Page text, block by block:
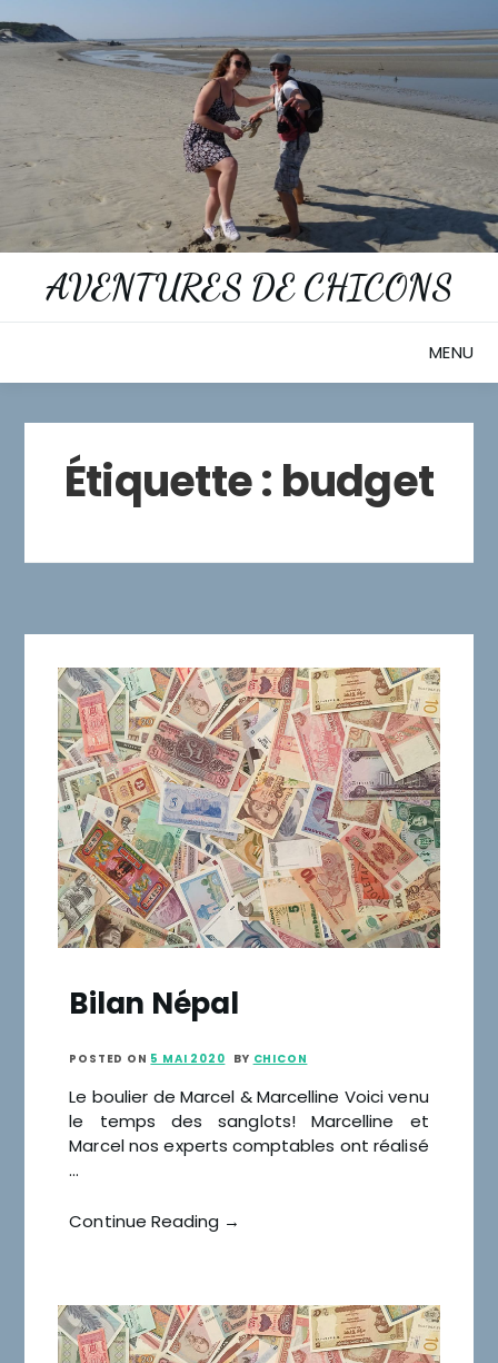
to
content
AVENTURES DE CHICONS
MENU
Étiquette : budget
Bilan Népal
POSTED ON 5 MAI 2020 BY CHICON
Le boulier de Marcel & Marcelline Voici venu
le temps des sanglots! Marcelline et
Marcel nos experts comptables ont réalisé
…
Continue Reading →